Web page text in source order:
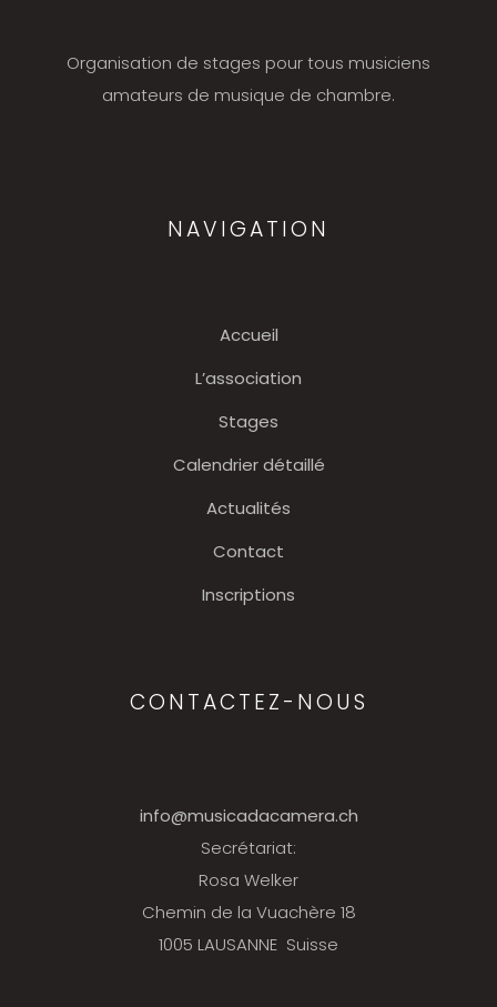
Organisation de stages pour tous musiciens
amateurs de musique de chambre.
NAVIGATION
Accueil
L’association
Stages
Calendrier détaillé
Actualités
Contact
Inscriptions
CONTACTEZ-NOUS
info@musicadacamera.ch
Secrétariat:
Rosa Welker
Chemin de la Vuachère 18
1005 LAUSANNE Suisse